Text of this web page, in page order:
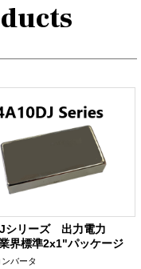
シリーズ 出力電力
界標準2x1"パッケージ
バータ